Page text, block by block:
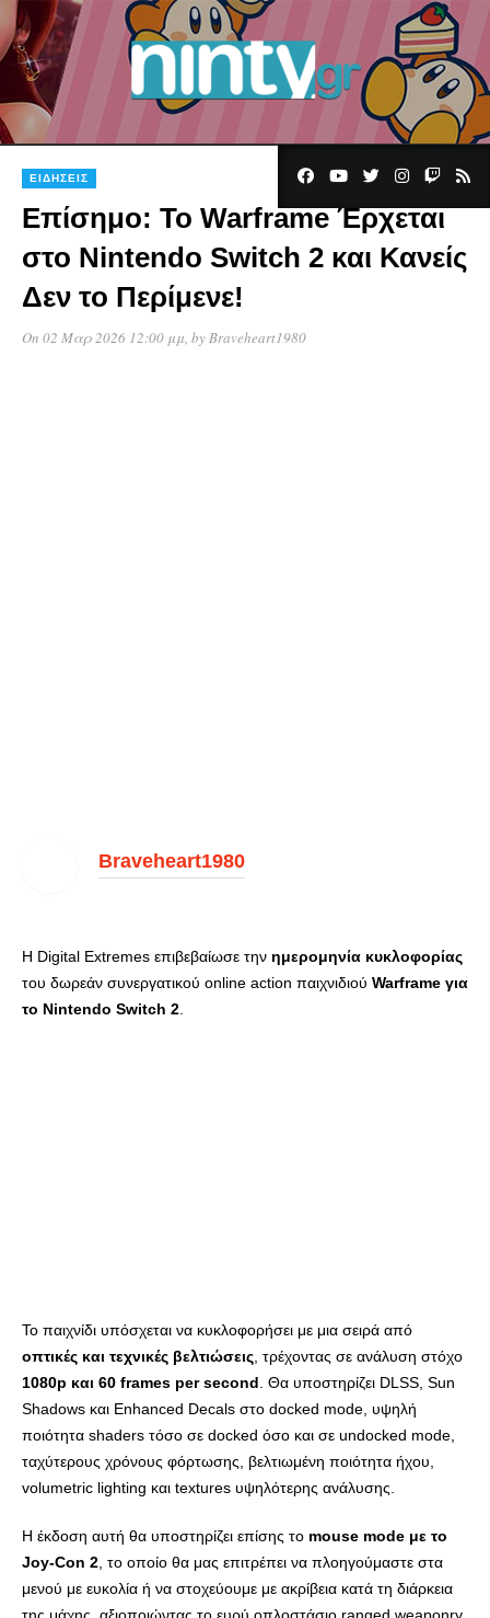
ΕΙΔΉΣΕΙΣ
Επίσημο: Το Warframe Έρχεται
στο Nintendo Switch 2 και Κανείς
Δεν το Περίμενε!
On 02 Μαρ 2026 12:00 μμ , by Braveheart1980
Braveheart1980
Η Digital Extremes επιβεβαίωσε την ημερομηνία κυκλοφορίας
του δωρεάν συνεργατικού online action παιχνιδιού Warframe για
το Nintendo Switch 2
Το παιχνίδι υπόσχεται να κυκλοφορήσει με μια σειρά από
οπτικές και τεχνικές βελτιώσεις , τρέχοντας σε ανάλυση στόχο
1080p και 60 frames per second . Θα υποστηρίζει DLSS, Sun
Shadows και Enhanced Decals στο docked mode, υψηλή
ποιότητα shaders τόσο σε docked όσο και σε undocked mode,
ταχύτερους χρόνους φόρτωσης, βελτιωμένη ποιότητα ήχου,
volumetric lighting και textures υψηλότερης ανάλυσης.
Η έκδοση αυτή θα υποστηρίζει επίσης το mouse mode με το
Joy-Con 2 , το οποίο θα μας επιτρέπει να πλοηγούμαστε στα
μενού με ευκολία ή να στοχεύουμε με ακρίβεια κατά τη διάρκεια